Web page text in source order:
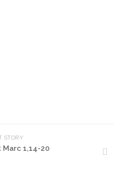
STORY
Marc 1,14-20